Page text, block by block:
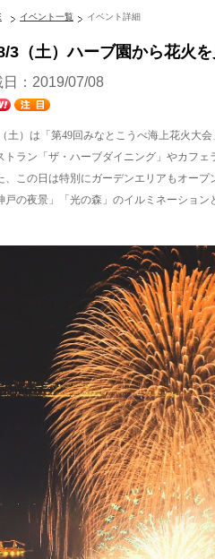
イベント一覧 イベント詳細
3（土）ハーブ園から花火を
日：2019/07/08
土）は「第49回みなとこうべ海上花火大会
トラン「ザ・ハーブダイニング」やカフ
、この日は特別にガーデンエリアもオープ
戸の夜景」「光の森」のイルミネーショ